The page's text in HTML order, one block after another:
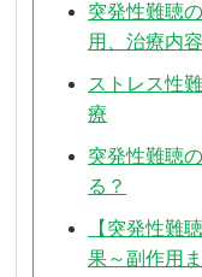
突発性難聴
用、治療内
ストレス性
療
突発性難聴
る？
【突発性難
果～副作用